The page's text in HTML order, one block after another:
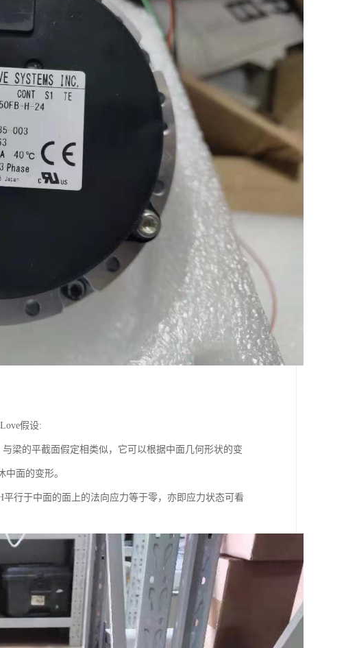
假设:
梁的平截面假定相类似，它可以根据中面几何形状的变
面的变形。
行于中面的面上的法向应力等于零，亦即应力状态可看